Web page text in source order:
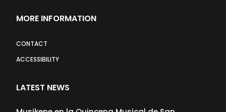
MORE INFORMATION
CONTACT
ACCESSIBILITY
LATEST NEWS